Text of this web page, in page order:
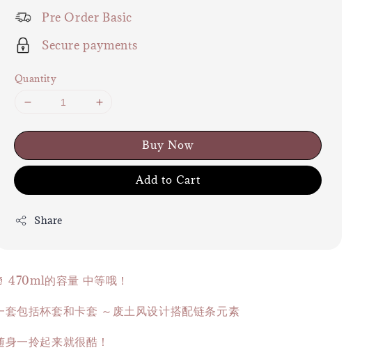
Pre Order Basic
Secure payments
Quantity
Buy Now
Add to Cart
Share
470ml的容量 中等哦！
套包括杯套和卡套 ～废土风设计搭配链条元素
身一拎起来就很酷！